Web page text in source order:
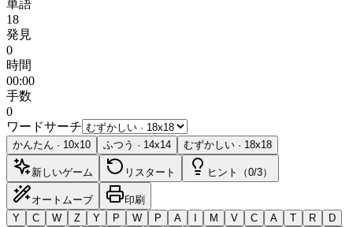
単語
18
発見
0
時間
00:00
手数
0
ワードサーチ
かんたん · 10x10 ふつう · 14x14 むずかしい · 18x18
新しいゲーム リスタート ヒント（0/3）
オートムーブ
印刷
Y
C W Z Y P W P A I M V C A T R
D